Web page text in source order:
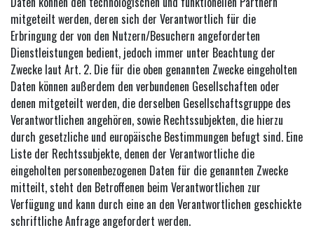
mitgeteilt werden, deren sich der Verantwortlich für die
Erbringung der von den Nutzern/Besuchern angeforderten
Dienstleistungen bedient, jedoch immer unter Beachtung der
Zwecke laut Art. 2. Die für die oben genannten Zwecke eingeholten
Daten können außerdem den verbundenen Gesellschaften oder
denen mitgeteilt werden, die derselben Gesellschaftsgruppe des
Verantwortlichen angehören, sowie Rechtssubjekten, die hierzu
durch gesetzliche und europäische Bestimmungen befugt sind. Eine
Liste der Rechtssubjekte, denen der Verantwortliche die
eingeholten personenbezogenen Daten für die genannten Zwecke
mitteilt, steht den Betroffenen beim Verantwortlichen zur
Verfügung und kann durch eine an den Verantwortlichen geschickte
schriftliche Anfrage angefordert werden.